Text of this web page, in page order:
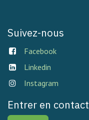
Suivez-nous
Facebook
Linkedin
Instagram
Entrer en contact